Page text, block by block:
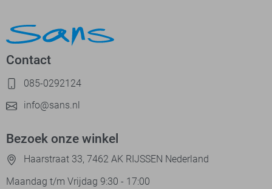
Contact
085-0292124
info@sans.nl
Bezoek onze winkel
Haarstraat 33, 7462 AK RIJSSEN Nederland
Maandag t/m Vrijdag 9:30 - 17:00